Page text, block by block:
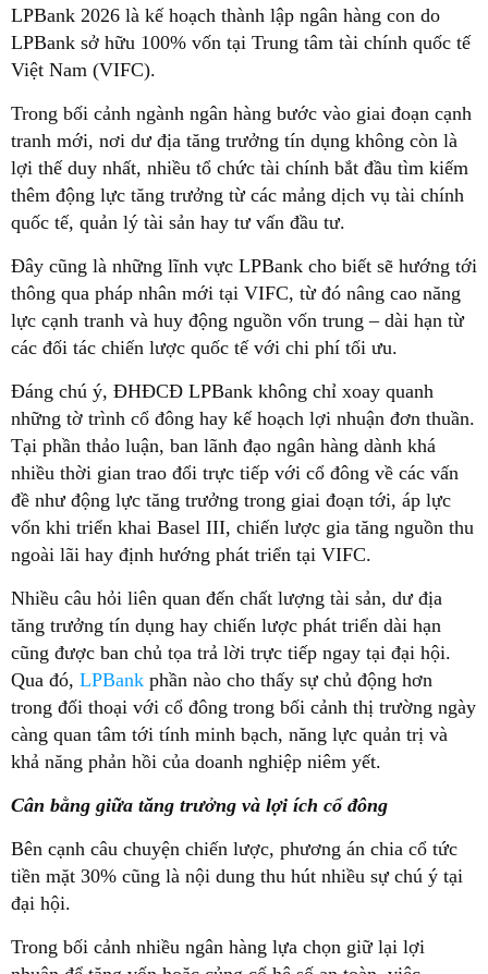
LPBank 2026 là kế hoạch thành lập ngân hàng con do
LPBank sở hữu 100% vốn tại Trung tâm tài chính quốc tế
Việt Nam (VIFC).
Trong bối cảnh ngành ngân hàng bước vào giai đoạn cạnh
tranh mới, nơi dư địa tăng trưởng tín dụng không còn là
lợi thế duy nhất, nhiều tổ chức tài chính bắt đầu tìm kiếm
thêm động lực tăng trưởng từ các mảng dịch vụ tài chính
quốc tế, quản lý tài sản hay tư vấn đầu tư.
Đây cũng là những lĩnh vực LPBank cho biết sẽ hướng tới
thông qua pháp nhân mới tại VIFC, từ đó nâng cao năng
lực cạnh tranh và huy động nguồn vốn trung – dài hạn từ
các đối tác chiến lược quốc tế với chi phí tối ưu.
Đáng chú ý, ĐHĐCĐ LPBank không chỉ xoay quanh
những tờ trình cổ đông hay kế hoạch lợi nhuận đơn thuần.
Tại phần thảo luận, ban lãnh đạo ngân hàng dành khá
nhiều thời gian trao đổi trực tiếp với cổ đông về các vấn
đề như động lực tăng trưởng trong giai đoạn tới, áp lực
vốn khi triển khai Basel III, chiến lược gia tăng nguồn thu
ngoài lãi hay định hướng phát triển tại VIFC.
Nhiều câu hỏi liên quan đến chất lượng tài sản, dư địa
tăng trưởng tín dụng hay chiến lược phát triển dài hạn
cũng được ban chủ tọa trả lời trực tiếp ngay tại đại hội.
Qua đó, LPBank phần nào cho thấy sự chủ động hơn
trong đối thoại với cổ đông trong bối cảnh thị trường ngày
càng quan tâm tới tính minh bạch, năng lực quản trị và
khả năng phản hồi của doanh nghiệp niêm yết.
Cân bằng giữa tăng trưởng và lợi ích cổ đông
Bên cạnh câu chuyện chiến lược, phương án chia cổ tức
tiền mặt 30% cũng là nội dung thu hút nhiều sự chú ý tại
đại hội.
Trong bối cảnh nhiều ngân hàng lựa chọn giữ lại lợi